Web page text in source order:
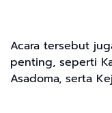
Acara tersebut
penting, seperti
Asadoma, serta